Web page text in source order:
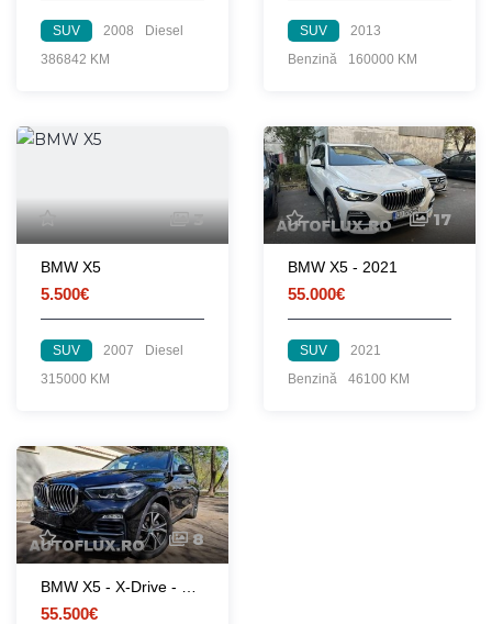
SUV 2008
Diesel
386842 KM
SUV
2013
Benzină
160000 KM
3
BMW X5
5.500€
SUV 2007
Diesel
315000 KM
17
BMW X5 - 2021
55.000€
SUV
2021
Benzină
46100 KM
8
55.500€